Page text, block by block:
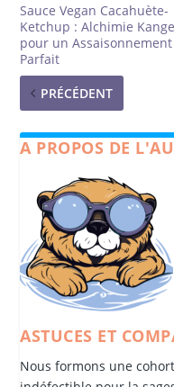
Sauce Vegan Cacahuète-
Ketchup : Alchimie
pour un Assaisonnement
Parfait
PRÉCÉDENT
A PROPOS DE
ASTUCES ET
Nous formons une